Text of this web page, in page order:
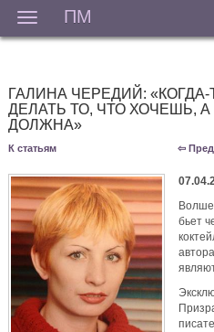
ПМ
ГАЛИНА ЧЕРЕДИЙ:
ДЕЛАТЬ ТО, ЧТО ХОЧЕШЬ,
ДОЛЖНА»
⇦
К статьям
бьет